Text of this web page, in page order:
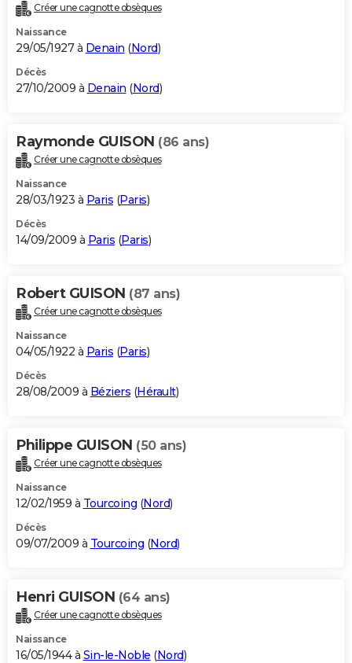
Créer une cagnotte obsèques
Naissance
29/05/1927 à Denain (Nord)
Décès
27/10/2009 à Denain (Nord)
Raymonde GUISON (86 ans)
Créer une cagnotte obsèques
Naissance
28/03/1923 à Paris (Paris)
Décès
14/09/2009 à Paris (Paris)
Robert GUISON (87 ans)
Créer une cagnotte obsèques
Naissance
04/05/1922 à Paris (Paris)
Décès
28/08/2009 à Béziers (Hérault)
Philippe GUISON (50 ans)
Créer une cagnotte obsèques
Naissance
12/02/1959 à Tourcoing (Nord)
Décès
09/07/2009 à Tourcoing (Nord)
Henri GUISON (64 ans)
Créer une cagnotte obsèques
Naissance
16/05/1944 à Sin-le-Noble (Nord)